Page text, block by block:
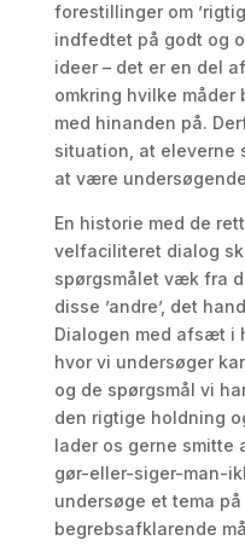
forestillinger om
indfedtet på godt og
ideer – det er en del
omkring hvilke måder
med hinanden på.
situation, at eleverne
at være
En historie med de
velfaciliteret dialog
spørgsmålet væk fra
disse ’andre’, det
Dialogen med afsæt i
hvor vi undersøger
og de spørgsmål vi
den rigtige holdning
lader os gerne smitte
gør-eller-siger-man-
undersøge et tema
begrebsafklarende